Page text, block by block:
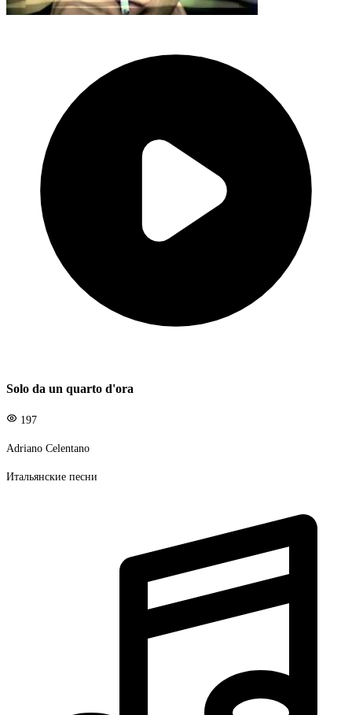
Solo da un quarto d'ora
197
Adriano Celentano
Итальянские песни